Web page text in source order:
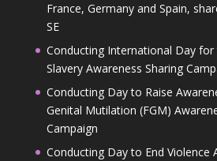
France, Germany and Spain,
SE
Conducting International Day
Slavery Awareness Sharing
Conducting Day to Raise
Genital Mutilation (FGM)
Campaign
Conducting Day to End Violence